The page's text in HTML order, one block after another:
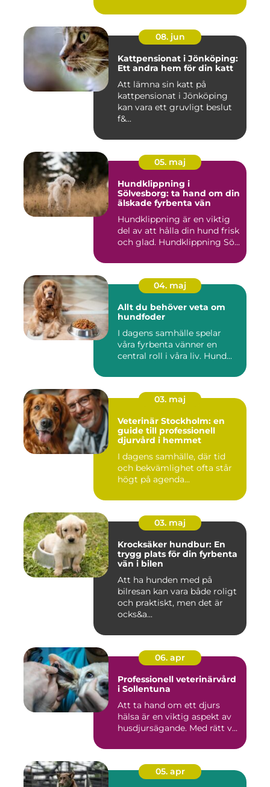
08. jun
Kattpensionat i Jönköping:
Ett andra hem för din katt
Att lämna sin katt på
kattpensionat i Jönköping
kan vara ett gruvligt beslut
f&...
05. maj
Hundklippning i
Sölvesborg: ta hand om din
älskade fyrbenta vän
Hundklippning är en viktig
del av att hålla din hund frisk
och glad. Hundklippning Sö...
04. maj
Allt du behöver veta om
hundfoder
I dagens samhälle spelar
våra fyrbenta vänner en
central roll i våra liv. Hund...
03. maj
Veterinär Stockholm: en
guide till professionell
djurvård i hemmet
I dagens samhälle, där tid
och bekvämlighet ofta står
högt på agenda...
03. maj
Krocksäker hundbur: En
trygg plats för din fyrbenta
vän i bilen
Att ha hunden med på
bilresan kan vara både roligt
och praktiskt, men det är
ocks&a...
06. apr
Professionell veterinärvård
i Sollentuna
Att ta hand om ett djurs
hälsa är en viktig aspekt av
husdjursägande. Med rätt v...
05. apr